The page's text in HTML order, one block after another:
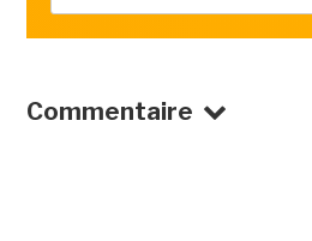
Commentaire